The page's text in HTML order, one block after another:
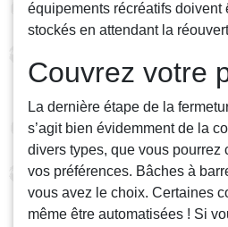
équipements récréatifs doivent
stockés en attendant la
Couvrez votre
La dernière étape de la
s’agit bien évidemment de la
divers types, que vous pourrez
vos préférences. Bâches à
vous avez le choix. Certaines
même être automatisées ! Si